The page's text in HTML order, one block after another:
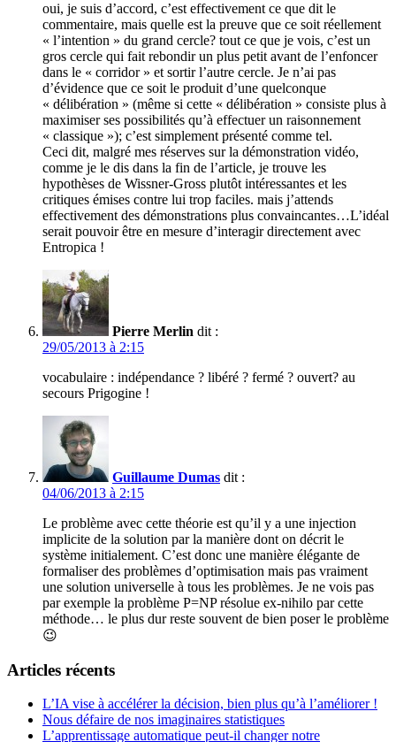
oui, je suis d’accord, c’est effectivement ce que dit le
commentaire, mais quelle est la preuve que ce soit réellement
« l’intention » du grand cercle? tout ce que je vois, c’est un
gros cercle qui fait rebondir un plus petit avant de l’enfoncer
dans le « corridor » et sortir l’autre cercle. Je n’ai pas
d’évidence que ce soit le produit d’une quelconque
« délibération » (même si cette « délibération » consiste plus à
maximiser ses possibilités qu’à effectuer un raisonnement
« classique »); c’est simplement présenté comme tel.
Ceci dit, malgré mes réserves sur la démonstration vidéo,
comme je le dis dans la fin de l’article, je trouve les
hypothèses de Wissner-Gross plutôt intéressantes et les
critiques émises contre lui trop faciles. mais j’attends
effectivement des démonstrations plus convaincantes…L’idéal
serait pouvoir être en mesure d’interagir directement avec
Entropica !
Pierre Merlin dit :
29/05/2013 à 2:15
vocabulaire : indépendance ? libéré ? fermé ? ouvert? au
secours Prigogine !
Guillaume Dumas dit :
04/06/2013 à 2:15
Le problème avec cette théorie est qu’il y a une injection
implicite de la solution par la manière dont on décrit le
système initialement. C’est donc une manière élégante de
formaliser des problèmes d’optimisation mais pas vraiment
une solution universelle à tous les problèmes. Je ne vois pas
par exemple la problème P=NP résolue ex-nihilo par cette
méthode… le plus dur reste souvent de bien poser le problème
😉
Articles récents
L’IA vise à accélérer la décision, bien plus qu’à l’améliorer !
Nous défaire de nos imaginaires statistiques
L’apprentissage automatique peut-il changer notre